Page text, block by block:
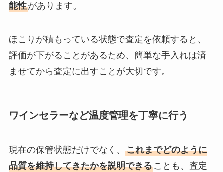
能性があります。
ほこりが積もっている状態で査定を依頼すると、
評価が下がることがあるため、簡単な手入れは済
ませてから査定に出すことが大切です。
ワインセラーなど温度管理を丁寧に行う
現在の保管状態だけでなく、 これまでどのように
品質を維持してきたかを説明できることも、査定